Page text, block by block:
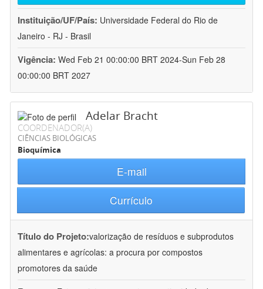
Instituição/UF/País: Universidade Federal do Rio de
Janeiro - RJ - Brasil
Vigência: Wed Feb 21 00:00:00 BRT 2024-Sun Feb 28
00:00:00 BRT 2027
Adelar Bracht
COORDENADOR(A)
CIÊNCIAS BIOLÓGICAS
Bioquímica
E-mail
Currículo
Título do Projeto:valorização de resíduos e subprodutos
alimentares e agrícolas: a procura por compostos
promotores da saúde